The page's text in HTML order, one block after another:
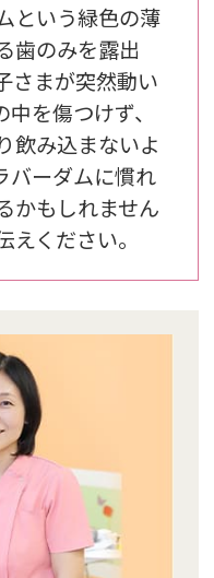
という緑色の薄
歯のみを露出
さまが突然動い
を傷つけず、
飲み込まないよ
バーダムに慣れ
かもしれません
ください。